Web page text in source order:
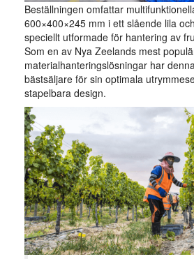
Beställningen omfattar
600×400×245 mm i ett slående lila
speciellt utformade för hantering av
Som en av Nya Zeelands mest
materialhanteringslösningar har
bästsäljare för sin optimala
stapelbara design.